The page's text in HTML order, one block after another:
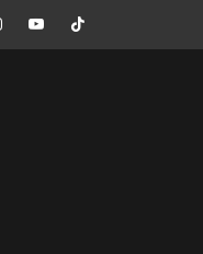
Youtube
Tik